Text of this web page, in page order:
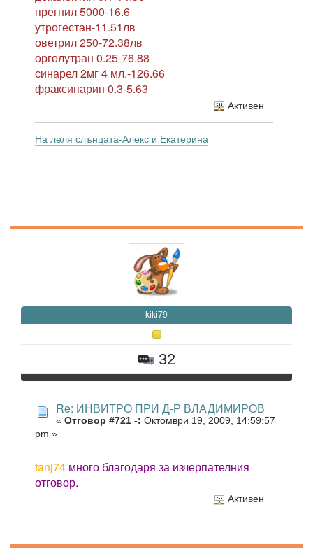
прегнил 5000-16.6
утрогестан-11.51лв
оветрил 250-72.38лв
орголутран 0.25-76.88
синарел 2мг 4 мл.-126.66
фраксипарин 0.3-5.63
Активен
На леля слънцата-Алекс и Екатерина
kiki79
32
Re: ИНВИТРО ПРИ Д-Р ВЛАДИМИРОВ
« Отговор #721 -: Октомври 19, 2009, 14:59:57
pm »
tanj74 много благодаря за изчерпателния
отговор.
Активен